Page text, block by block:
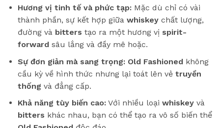
Hương vị tinh tế và phức tạp:Mặc dù chỉ có vài
thành phần, sự kết hợp giữa whiskeychất lượng,
đường và bitters tạo ra một hương vị spirit-
forwardsâu lắng và đầy mê hoặc.
Sự đơn giản mà sang trọng: Old Fashionedkhông
cầu kỳ về hình thức nhưng lại toát lên vẻ truyền
thống và đẳng cấp.
Khả năng tùy biến cao:Với nhiều loại whiskeyvà
bitters khác nhau, bạn có thể tạo ra vô số biến thể